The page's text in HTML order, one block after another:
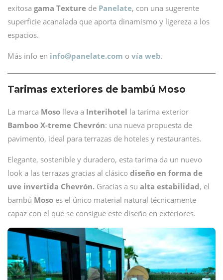
exitosa gama Texture de Panelate, con una sugerente
superficie acanalada que aporta dinamismo y ligereza a los
espacios.
Más info en info@panelate.com o vía web.
Tarimas exteriores de bambú Moso
La marca Moso lleva a Interihotel la tarima exterior
Bamboo X-treme Chevrón: una nueva propuesta de
pavimento, ideal para terrazas de hoteles y restaurantes.
Elegante, sostenible y duradero, esta tarima da un nuevo
look a las terrazas gracias al clásico diseño en forma de
uve invertida Chevrón. Gracias a su alta estabilidad, el
bambú Moso es el único material natural técnicamente
capaz con el que se consigue este diseño en exteriores.